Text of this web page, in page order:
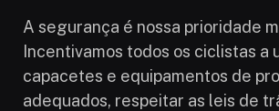
A segurança é nossa prioridade
Incentivamos todos os ciclistas a
capacetes e equipamentos de
adequados, respeitar as leis de